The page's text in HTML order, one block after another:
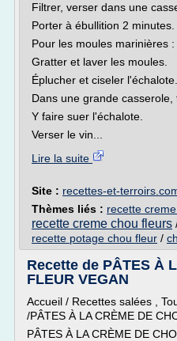
Filtrer, verser dans une
Porter à ébullition 2 minutes.
Pour les moules marinières :
Gratter et laver les moules.
Éplucher et ciseler l'échalote.
Dans une grande casserole,
Y faire suer l'échalote.
Verser le vin...
Lire la suite
Site : recettes-et-
Thèmes liés : recette
recette creme chou fleurs
recette potage chou fleur /
Recette de PÂTES À
FLEUR VEGAN
Accueil / Recettes salées ,
/PÂTES À LA CRÈME DE
PÂTES À LA CRÈME DE